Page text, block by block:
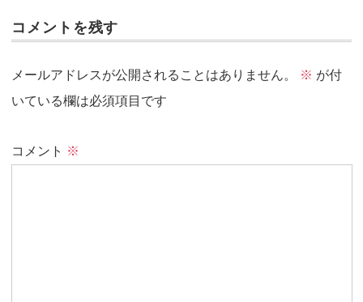
コメントを残す
メールアドレスが公開されることはありません。 ※ が付
いている欄は必須項目です
コメント ※